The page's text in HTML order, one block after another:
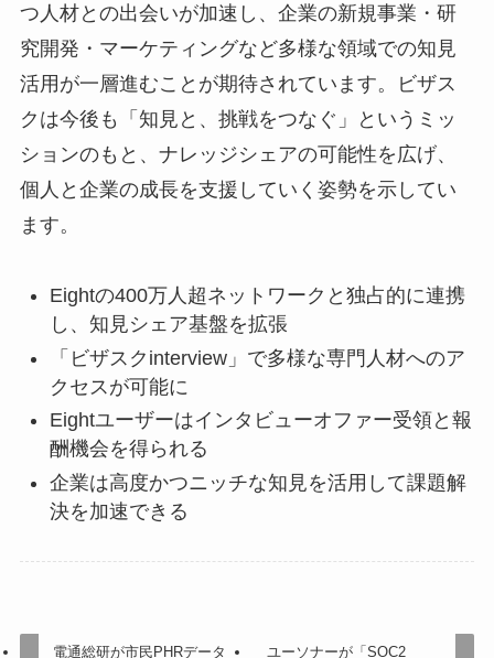
つ人材との出会いが加速し、企業の新規事業・研
究開発・マーケティングなど多様な領域での知見
活用が一層進むことが期待されています。ビザス
クは今後も「知見と、挑戦をつなぐ」というミッ
ションのもと、ナレッジシェアの可能性を広げ、
個人と企業の成長を支援していく姿勢を示してい
ます。
Eightの400万人超ネットワークと独占的に連携
し、知見シェア基盤を拡張
「ビザスクinterview」で多様な専門人材へのア
クセスが可能に
Eightユーザーはインタビューオファー受領と報
酬機会を得られる
企業は高度かつニッチな知見を活用して課題解
決を加速できる
電通総研が市民PHRデータ
ユーソナーが「SOC2